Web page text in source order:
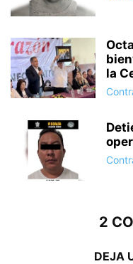
la
2
DEJA